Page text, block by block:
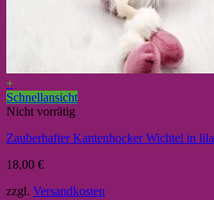
+
Schnellansicht
Nicht vorrätig
Zauberhafter Kantenhocker Wichtel in lila
18,00 €
zzgl. Versandkosten